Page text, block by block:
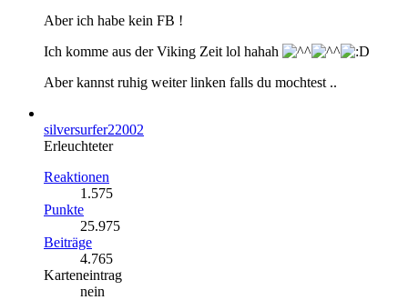
Aber ich habe kein FB !
Ich komme aus der Viking Zeit lol hahah
Aber kannst ruhig weiter linken falls du mochtest ..
silversurfer22002
Erleuchteter
Reaktionen
1.575
Punkte
25.975
Beiträge
4.765
Karteneintrag
nein